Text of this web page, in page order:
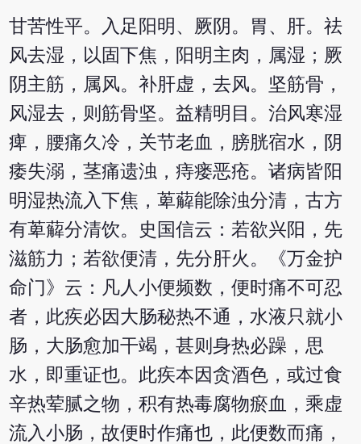
甘苦性平。入足阳明、厥阴。胃、肝。祛
风去湿，以固下焦，阳明主肉，属湿；厥
阴主筋，属风。补肝虚，去风。坚筋骨，
风湿去，则筋骨坚。益精明目。治风寒湿
痺，腰痛久冷，关节老血，膀胱宿水，阴
痿失溺，茎痛遗浊，痔瘘恶疮。诸病皆阳
明湿热流入下焦，萆薢能除浊分清，古方
有萆薢分清饮。史国信云：若欲兴阳，先
滋筋力；若欲便清，先分肝火。《万金护
命门》云：凡人小便频数，便时痛不可忍
者，此疾必因大肠秘热不通，水液只就小
肠，大肠愈加干竭，甚则身热必躁，思
水，即重证也。此疾本因贪酒色，或过食
辛热荤腻之物，积有热毒腐物瘀血，乘虚
流入小肠，故便时作痛也，此便数而痛，